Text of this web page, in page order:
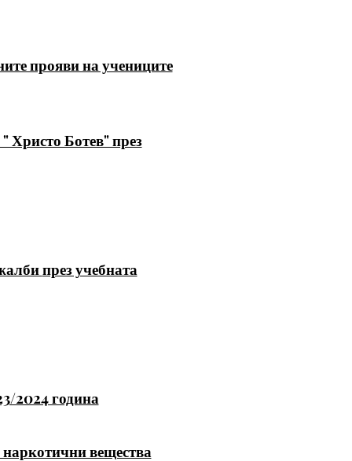
прояви на учениците
Христо Ботев" през
през учебната
2024 година
вещества